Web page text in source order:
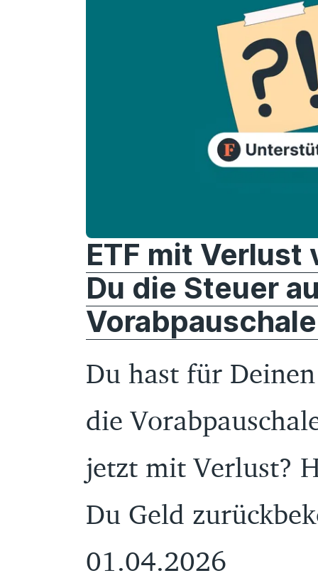
ETF mit
Du die Steuer
Du hast für
die
jetzt mit Verlust?
Du Geld
01.04.2026